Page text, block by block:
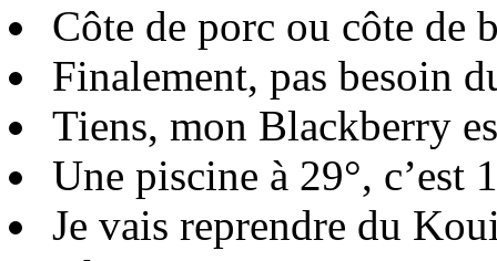
Côte de porc ou côte de
Finalement, pas besoin
Tiens, mon Blackberry
Une piscine à 29°, c’est
Je vais reprendre du